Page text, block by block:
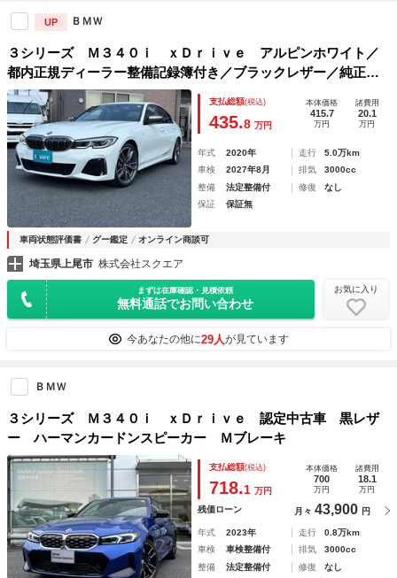
UP ＢＭＷ
３シリーズ Ｍ３４０ｉ ｘＤｒｉｖｅ アルピンホワイト／
都内正規ディーラー整備記録簿付き／ブラックレザー／純正１
９インチアルミ／３６０°ビュー／前後純正ドラレコ／スパーグ
プラグ／前後ブレーキパッド／前後ブレーキディスク取替済み
／禁煙車
支払総額(税込)
435.8 万円
本体価格
415.7
万円
諸費用
20.1
万円
年式 2020年 走行
5.0万km
車検
2027年8月 排気
3000cc
整備
法定整備付 修復
なし
保証
保証無
車両状態評価書 グー鑑定 オンライン商談可
埼玉県上尾市 株式会社スクエア
まずは在庫確認・見積依頼
無料通話でお問い合わせ
お気に入り
今あなたの他に29人が見ています
ＢＭＷ
３シリーズ Ｍ３４０ｉ ｘＤｒｉｖｅ 認定中古車 黒レザ
ー ハーマンカードンスピーカー Ｍブレーキ
支払総額(税込)
718.1 万円
本体価格
700
万円
諸費用
18.1
万円
残価ローン 月々 43,900 円
年式 2023年 走行
0.8万km
車検
車検整備付 排気
3000cc
整備
法定整備付 修復
なし